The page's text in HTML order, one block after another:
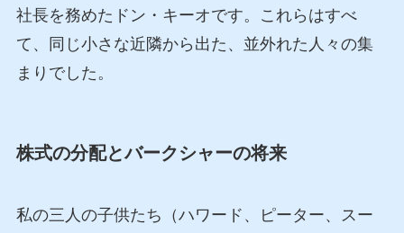
社長を務めたドン・キーオです。これらはすべ
て、同じ小さな近隣から出た、並外れた人々の集
まりでした。
株式の分配とバークシャーの将来
私の三人の子供たち（ハワード、ピーター、スー